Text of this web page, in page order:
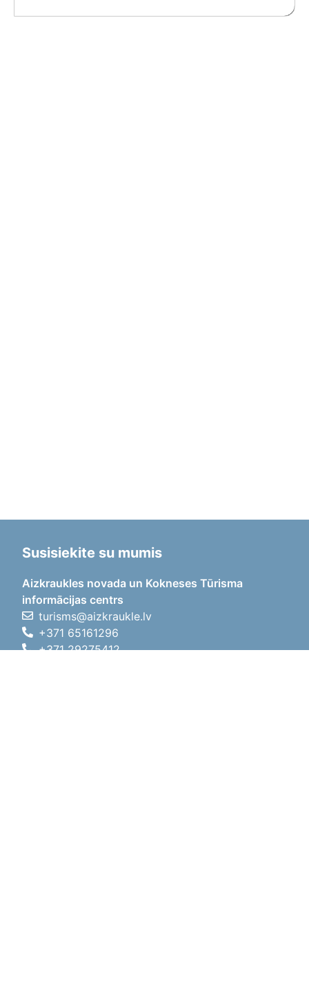
Susisiekite su mumis
Aizkraukles novada un Kokneses Tūrisma
informācijas centrs
turisms@aizkraukle.lv
+371 65161296
+371 29275412